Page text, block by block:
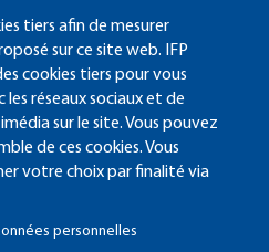
tiers afin de mesurer
sur ce site web. IFP
cookies tiers pour vous
réseaux sociaux et de
sur le site. Vous pouvez
de ces cookies. Vous
votre choix par finalité via
personnelles
e
Napoléon Bonaparte - 92852
Malmaison